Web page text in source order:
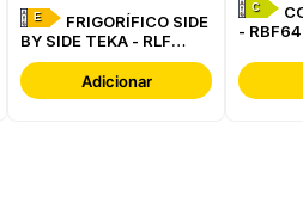
E
BY SIDE TEKA - RLF
85950 GBK
Adicionar
C
-